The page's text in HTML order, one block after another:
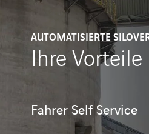
AUTOMATISIERTE
Ihre Vorteile
Fahrer Self Service